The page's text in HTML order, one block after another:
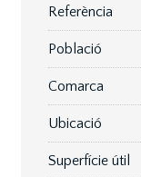
Referència
Població
Comarca
Ubicació
Superfície útil